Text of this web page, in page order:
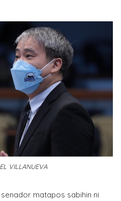
VILLANUEVA
matapos sabihin ni